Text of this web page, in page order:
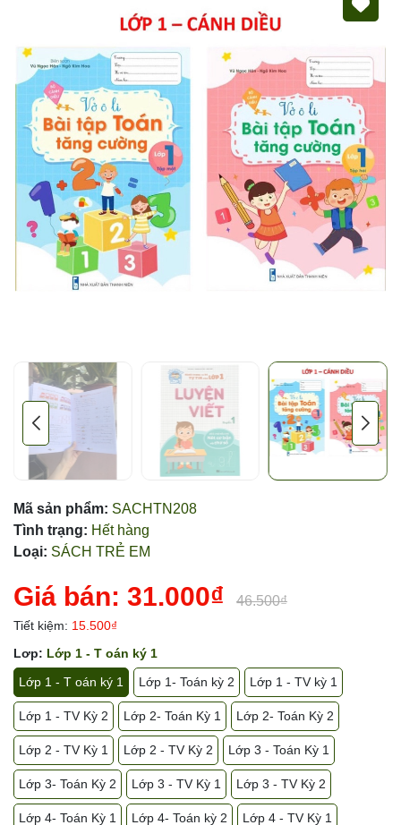
Mã sản phẩm: SACHTN208
Tình trạng: Hết hàng
Loại: SÁCH TRẺ EM
Giá bán: 31.000₫ 46.500₫
Tiết kiệm: 15.500₫
Lơp: Lớp 1 - T oán ký 1
Lớp 1 - T oán ký 1
Lớp 1- Toán kỳ 2 Lớp 1 - TV kỳ 1
Lớp 1 - TV Kỳ 2 Lớp 2- Toán Kỳ 1 Lớp 2- Toán Kỳ 2
Lớp 2 - TV Kỳ 1 Lớp 2 - TV Kỳ 2 Lớp 3 - Toán Kỳ 1
Lớp 3- Toán Kỳ 2 Lớp 3 - TV Kỳ 1 Lớp 3 - TV Kỳ 2
Lớp 4- Toán Kỳ 1 Lớp 4- Toán kỳ 2 Lớp 4 - TV Kỳ 1
Mã giảm giá:
Ngày hết hạn:
Điều kiện: